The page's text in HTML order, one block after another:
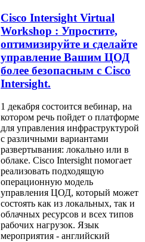
Cisco Intersight Virtual
Workshop : Упростите,
оптимизируйте и сделайте
управление Вашим ЦОД
более безопасным с Cisco
Intersight.
1 декабря состоится вебинар, на
котором речь пойдет о платформе
для управления инфраструктурой
с различными вариантами
развертывания: локально или в
облаке. Cisco Intersight помогает
реализовать подходящую
операционную модель
управления ЦОД, который может
состоять как из локальных, так и
облачных ресурсов и всех типов
рабочих нагрузок. Язык
мероприятия - английский